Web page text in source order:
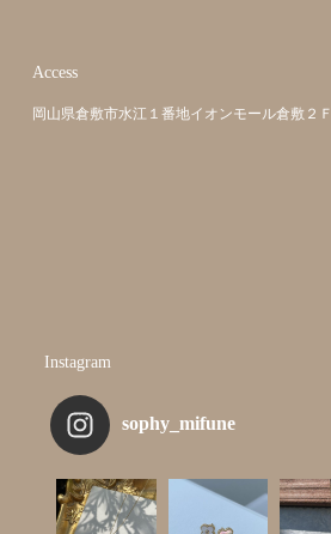
Access
岡山県倉敷市水江１番地イオンモール倉敷２Ｆ
Instagram
sophy_mifune